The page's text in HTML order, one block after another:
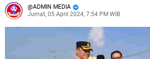
ADMIN MEDIA
Jumat, 05 April 2024, 7:54 PM WIB